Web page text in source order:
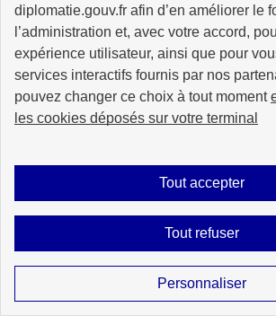
diplomatie.gouv.fr afin d’en améliorer le
l’administration et, avec votre accord,
expérience utilisateur, ainsi que pour
services interactifs fournis par nos
pouvez changer ce choix à tout moment
les cookies déposés sur votre terminal
Tout accepter
Tout refuser
Personnaliser
La France amplifie ses
mettre fin au travail forcé
toutes ses formes
La France amplifie ses efforts pour
forcé sous toutes ses formes